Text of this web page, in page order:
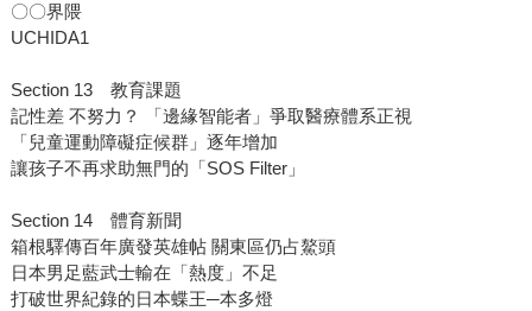
〇〇界隈
UCHIDA1
Section 13 教育課題
記性差 不努力？ 「邊緣智能者」爭取醫療體系正視
「兒童運動障礙症候群」逐年增加
讓孩子不再求助無門的「SOS Filter」
Section 14 體育新聞
箱根驛傳百年廣發英雄帖 關東區仍占鰲頭
日本男足藍武士輸在「熱度」不足
打破世界紀錄的日本蝶王─本多燈